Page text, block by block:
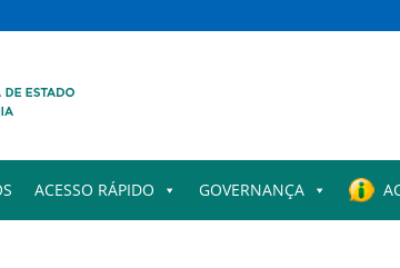
ACESSO RÁPIDO GOVERNANÇA